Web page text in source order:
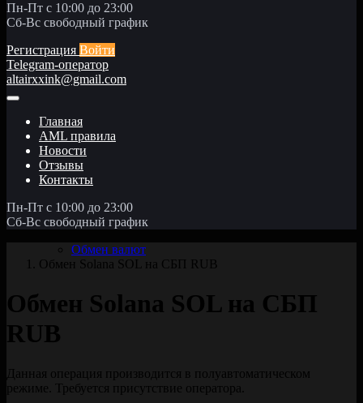
Пн-Пт с 10:00 до 23:00
Сб-Вс свободный график
Регистрация Войти
Telegram-оператор
altairxxink@gmail.com
Главная
AML правила
Новости
Отзывы
Контакты
Пн-Пт с 10:00 до 23:00
Сб-Вс свободный график
Обмен валют
Обмен Solana SOL на СБП RUB
Обмен Solana SOL на СБП
RUB
Данная операция производится в полуавтоматическом
режиме. Требуется присутствие оператора.